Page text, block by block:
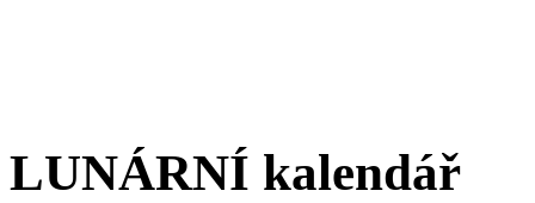
LUNÁRNÍ kalendář